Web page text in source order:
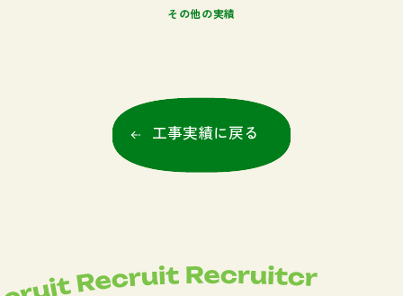
そ の他の実績
工事実績に戻る